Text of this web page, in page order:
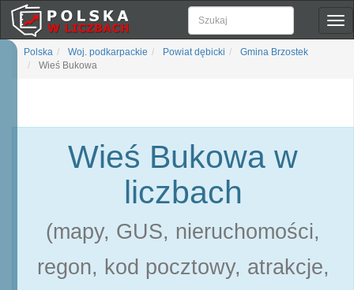
Polska Woj. podkarpackie Powiat dębicki
Gmina Brzostek
Wieś Bukowa
Wieś Bukowa w
liczbach
(mapy, GUS, nieruchomości,
regon, kod pocztowy, atrakcje,